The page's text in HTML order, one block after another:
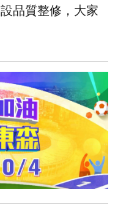
品質整修，大家